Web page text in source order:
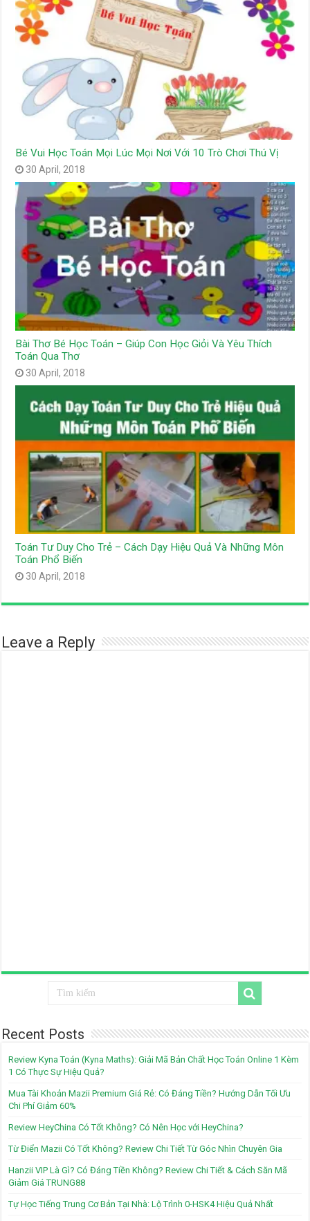
Bé Vui Học Toán Mọi Lúc Mọi Nơi Với 10 Trò Chơi Thú Vị
30 April, 2018
Bài Thơ Bé Học Toán – Giúp Con Học Giỏi Và Yêu Thích
Toán Qua Thơ
30 April, 2018
Toán Tư Duy Cho Trẻ – Cách Dạy Hiệu Quả Và Những Môn
Toán Phổ Biến
30 April, 2018
Leave a Reply
Recent Posts
Review Kyna Toán (Kyna Maths): Giải Mã Bản Chất Học Toán Online 1 Kèm
1 Có Thực Sự Hiệu Quả?
Mua Tài Khoản Mazii Premium Giá Rẻ: Có Đáng Tiền? Hướng Dẫn Tối Ưu
Chi Phí Giảm 60%
Review HeyChina Có Tốt Không? Có Nên Học với HeyChina?
Từ Điển Mazii Có Tốt Không? Review Chi Tiết Từ Góc Nhìn Chuyên Gia
Hanzii VIP Là Gì? Có Đáng Tiền Không? Review Chi Tiết & Cách Săn Mã
Giảm Giá TRUNG88
Tự Học Tiếng Trung Cơ Bản Tại Nhà: Lộ Trình 0-HSK4 Hiệu Quả Nhất